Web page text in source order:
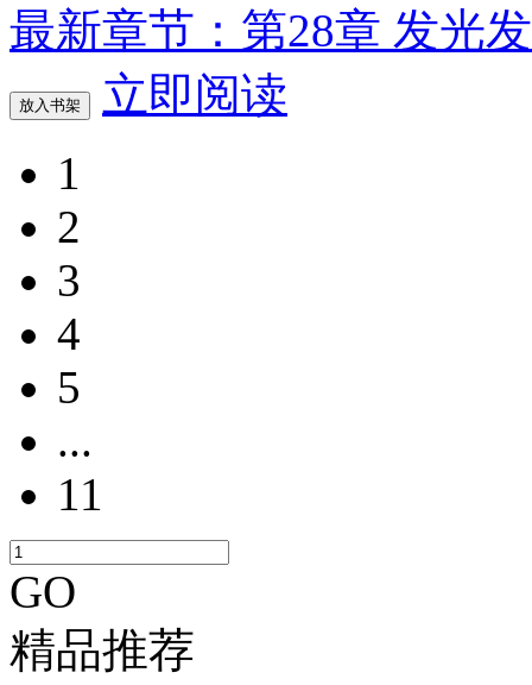
最新章节：第28章 发光
放入书架
立即阅读
1
2
3
4
5
...
11
GO
精品推荐